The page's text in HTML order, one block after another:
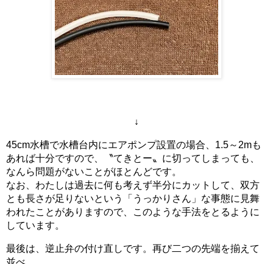
↓
45cm水槽で水槽台内にエアポンプ設置の場合、1.5～2mも
あれば十分ですので、〝てきとー〟に切ってしまっても、
なんら問題がないことがほとんどです。
なお、わたしは過去に何も考えず半分にカットして、双方
とも長さが足りないという「うっかりさん」な事態に見舞
われたことがありますので、このような手法をとるように
しています。
最後は、逆止弁の付け直しです。再び二つの先端を揃えて